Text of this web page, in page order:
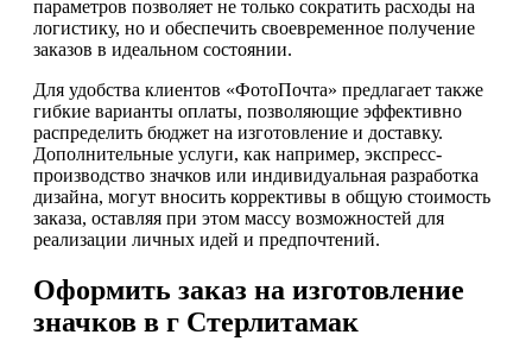
параметров позволяет не только сократить расходы на
логистику, но и обеспечить своевременное получение
заказов в идеальном состоянии.
Для удобства клиентов «ФотоПочта» предлагает также
гибкие варианты оплаты, позволяющие эффективно
распределить бюджет на изготовление и доставку.
Дополнительные услуги, как например, экспресс-
производство значков или индивидуальная разработка
дизайна, могут вносить коррективы в общую стоимость
заказа, оставляя при этом массу возможностей для
реализации личных идей и предпочтений.
Оформить заказ на изготовление
значков в г Стерлитамак